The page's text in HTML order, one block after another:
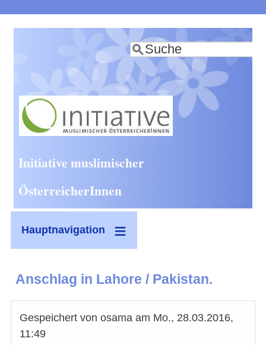
zum
Inhalt
Suche
Initiative muslimischer
ÖsterreicherInnen
Hauptnavigation
Anschlag in Lahore / Pakistan.
Gespeichert von osama am Mo., 28.03.2016,
11:49